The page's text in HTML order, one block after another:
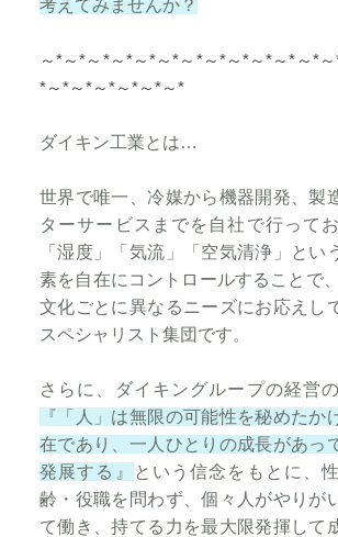
考えてみませんか？
～*～*～*～*～*～*～*～*～*～*～*～*
*～*～*～*～*～*～*
ダイキン工業とは…
世界で唯一、冷媒から機器開発、製
ターサービスまでを自社で行って
「湿度」「気流」「空気清浄」とい
素を自在にコントロールすることで
文化ごとに異なるニーズにお応えし
スペシャリスト集団です。
さらに、ダイキングループの経営
『「人」は無限の可能性を秘めたか
在であり、一人ひとりの成長があっ
発展する』
という信念をもとに、
齢・役職を問わず、個々人がやりが
て働き、持てる力を最大限発揮して